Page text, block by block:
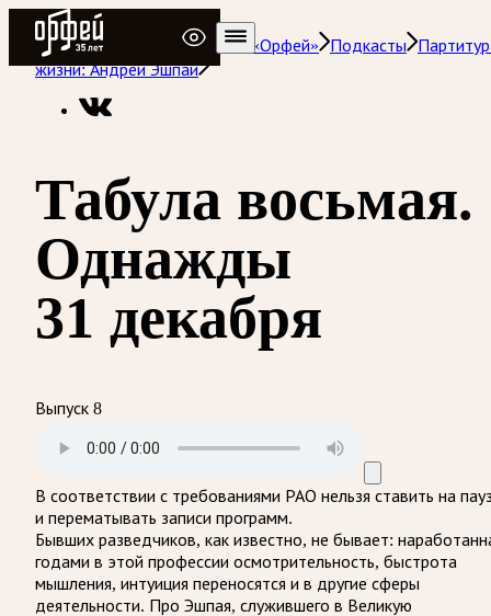
Радио Орфей
Радио классической музыки «Орфей»
Подкасты
жизни: Андрей Эшпай
Табула восьмая.
Однажды
31 декабря
Выпуск 8
В соответствии с требованиями РАО нельзя ставить на
и перематывать записи программ.
Бывших разведчиков, как известно, не бывает:
годами в этой профессии осмотрительность, быстрота
мышления, интуиция переносятся и в другие сферы
деятельности. Про Эшпая, служившего в Великую